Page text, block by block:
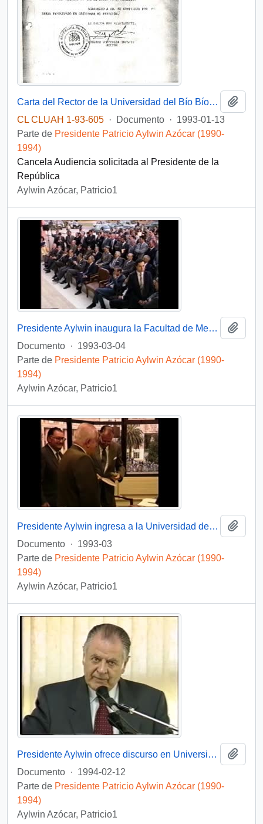
Carta del Rector de la Universidad del Bío Bío, sr. Roberto Goycoolea Infante, dirigida al Jefe de Gabinete de la Presidencia de la República, sr. Carlos Bascuñán
CL CLUAH 1-93-605 · Documento · 1993-01-13
Parte de Presidente Patricio Aylwin Azócar (1990-
1994)
Cancela Audiencia solicitada al Presidente de la
República
Aylwin Azócar, Patricio1
Presidente Aylwin inaugura la Facultad de Medicina de la Universidad de Concepción: video
Documento · 1993-03-04
Parte de Presidente Patricio Aylwin Azócar (1990-
1994)
Aylwin Azócar, Patricio1
Presidente Aylwin ingresa a la Universidad de Concepción: video
Documento · 1993-03
Parte de Presidente Patricio Aylwin Azócar (1990-
1994)
Aylwin Azócar, Patricio1
Presidente Aylwin ofrece discurso en Universidad de Concepción: video
Documento · 1994-02-12
Parte de Presidente Patricio Aylwin Azócar (1990-
1994)
Aylwin Azócar, Patricio1